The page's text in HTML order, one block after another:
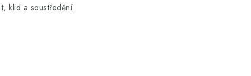
klid a soustředění.